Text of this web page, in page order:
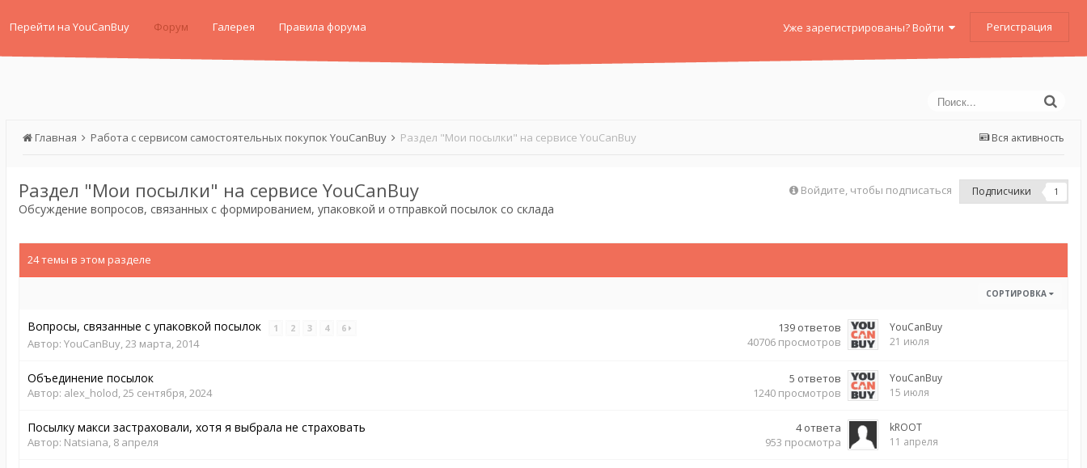
Перейти на YouCanBuy Форум Галерея Правила форума Уже зарегистрированы? Войти Регистрация
Вся активность
Главная Работа с сервисом самостоятельных покупок YouCanBuy Раздел "Мои посылки" на сервисе YouCanBuy
Раздел "Мои посылки" на сервисе YouCanBuy Войдите, чтобы подписаться Подписчики 1
Обсуждение вопросов, связанных с формированием, упаковкой и отправкой посылок со склада
24 темы в этом разделе
СОРТИРОВКА
Вопросы, связанные с упаковкой посылок 1 2 3 4 6
Автор: YouCanBuy,23 марта, 2014
139 ответов
40706 просмотров
YouCanBuy
21 июля
Объединение посылок
Автор: alex_holod,25 сентября, 2024
5 ответов
1240 просмотров
YouCanBuy
15 июля
Посылку макси застраховали, хотя я выбрала не страховать
Автор: Natsiana, 8 апреля
4 ответа
953 просмотра
kROOT
11 апреля